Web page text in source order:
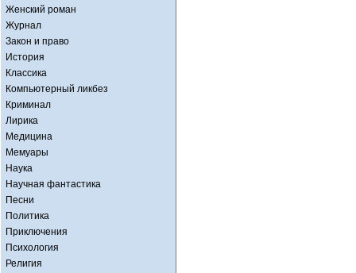
Женский роман
Журнал
Закон и право
История
Классика
Компьютерный ликбез
Криминал
Лирика
Медицина
Мемуары
Наука
Научная фантастика
Песни
Политика
Приключения
Психология
Религия